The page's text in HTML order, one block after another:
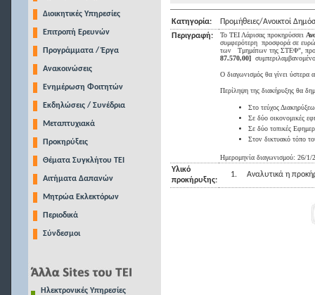
Διοικητικές Υπηρεσίες
Επιτροπή Ερευνών
Προγράμματα / Έργα
Ανακοινώσεις
Ενημέρωση Φοιτητών
Εκδηλώσεις / Συνέδρια
Μεταπτυχιακά
Προκηρύξεις
Θέματα Συγκλήτου ΤΕΙ
Αιτήματα Δαπανών
Μητρώα Εκλεκτόρων
Περιοδικά
Σύνδεσμοι
Ηλεκτρονικές Υπηρεσίες
Κατηγορία:
Προμήθειες/Ανοικτοί
Περιγραφή:
Το ΤΕΙ Λάρισας προκηρύσσει
συμφερότερη προσφορά σε
των
Τμημάτων της ΣΤΕΦ",
87.570,00]
Ο διαγωνισμός θα γίνει ύστερα
Περίληψη της διακήρυξης θα
Στο τεύχος
Σε δύο οικονομικές
Σε δύο τοπικές
Στον δικτυακό τόπο
Ημερομηνία διαγωνισμού: 26/1/
Υλικό
προκήρυξης:
1. Αναλυτικά η